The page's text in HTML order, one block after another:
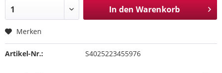
In den Warenkorb
Merken
Artikel-Nr.: S4025223455976